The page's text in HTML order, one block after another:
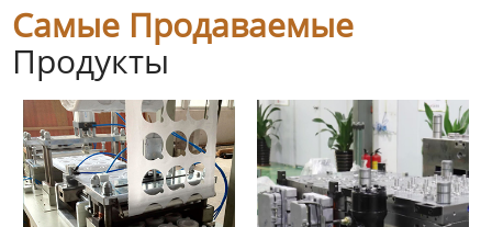
Самые Продаваемые
Продукты